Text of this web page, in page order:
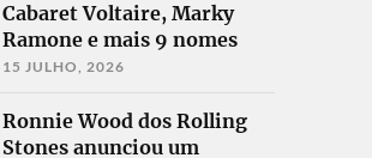
Cabaret Voltaire, Marky
Ramone e mais 9 nomes
15 JULHO, 2026
Ronnie Wood dos Rolling
Stones anunciou um